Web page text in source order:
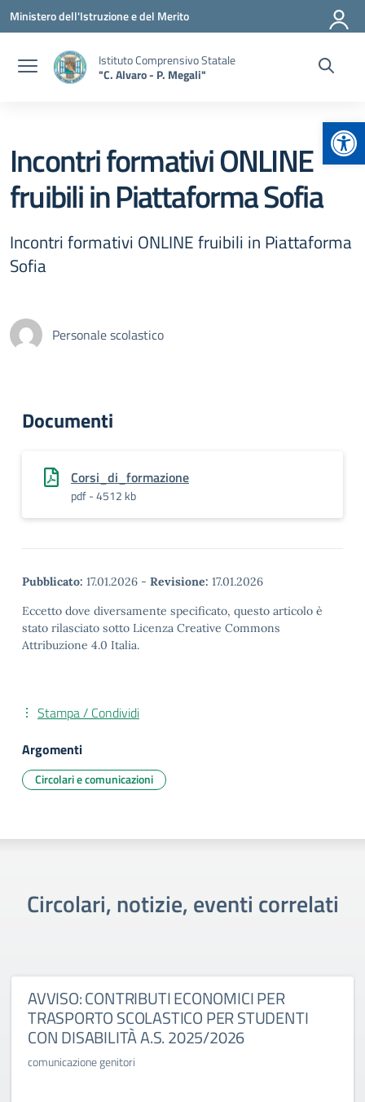
Vai ai contenuti
Vai al menu di navigazione
Vai al footer
Ministero dell'Istruzione e del Merito
Istituto Comprensivo Statale
"C. Alvaro - P. Megali"
Incontri formativi ONLINE
fruibili in Piattaforma Sofia
Incontri formativi ONLINE fruibili in Piattaforma
Sofia
Personale scolastico
Documenti
Corsi_di_formazione
pdf - 4512 kb
Pubblicato: 17.01.2026 - Revisione: 17.01.2026
Eccetto dove diversamente specificato, questo articolo è
stato rilasciato sotto Licenza Creative Commons
Attribuzione 4.0 Italia.
Stampa / Condividi
Argomenti
Circolari e comunicazioni
Circolari, notizie, eventi correlati
AVVISO: CONTRIBUTI ECONOMICI PER
TRASPORTO SCOLASTICO PER STUDENTI
CON DISABILITÀ A.S. 2025/2026
comunicazione genitori